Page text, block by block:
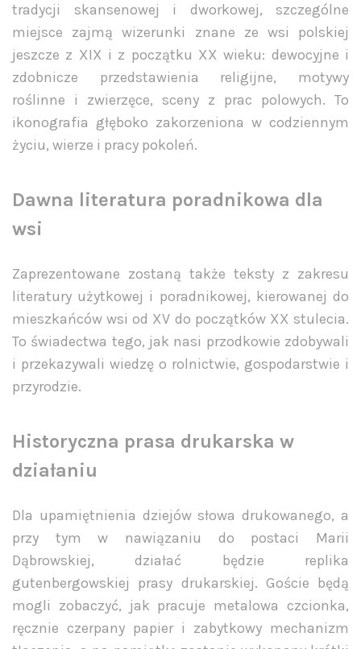
tradycji skansenowej i dworkowej, szczególne
miejsce zajmą wizerunki znane ze wsi polskiej
jeszcze z XIX i z początku XX wieku: dewocyjne i
zdobnicze przedstawienia religijne, motywy
roślinne i zwierzęce, sceny z prac polowych. To
ikonografia głęboko zakorzeniona w codziennym
życiu, wierze i pracy pokoleń.
Dawna literatura poradnikowa dla
wsi
Zaprezentowane zostaną także teksty z zakresu
literatury użytkowej i poradnikowej, kierowanej do
mieszkańców wsi od XV do początków XX stulecia.
To świadectwa tego, jak nasi przodkowie zdobywali
i przekazywali wiedzę o rolnictwie, gospodarstwie i
przyrodzie.
Historyczna prasa drukarska w
działaniu
Dla upamiętnienia dziejów słowa drukowanego, a
przy tym w nawiązaniu do postaci Marii
Dąbrowskiej, działać będzie replika
gutenbergowskiej prasy drukarskiej. Goście będą
mogli zobaczyć, jak pracuje metalowa czcionka,
ręcznie czerpany papier i zabytkowy mechanizm